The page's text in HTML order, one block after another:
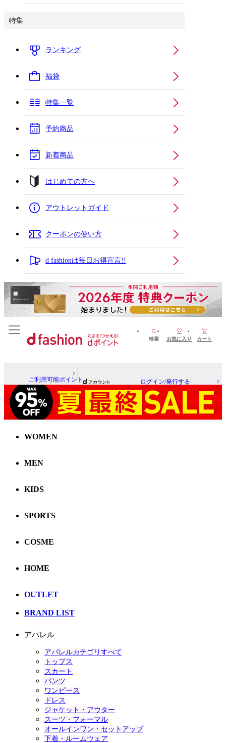
特集
ランキング
福袋
特集一覧
予約商品
新着商品
はじめての方へ
アウトレットガイド
クーポンの使い方
d fashionは毎日お得宣言!!
検索 お気に入り カート
ご利用可能ポイント ログイン/発行する
WOMEN
MEN
KIDS
SPORTS
COSME
HOME
OUTLET
BRAND LIST
アパレル
アパレルカテゴリすべて
トップス
スカート
パンツ
ワンピース
ドレス
ジャケット・アウター
スーツ・フォーマル
オールインワン・セットアップ
下着・ルームウェア